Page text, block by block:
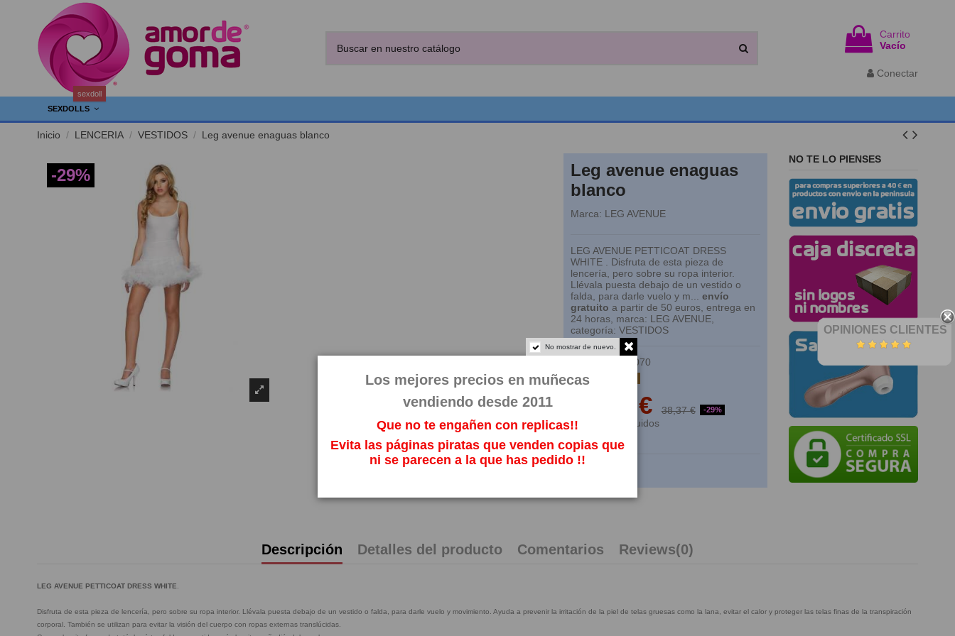
Carrito
Vacío
Conectar
SEXDOLLS
sexdoll
Inicio LENCERIA VESTIDOS Leg avenue enaguas blanco
-29%
Leg avenue enaguas
blanco
Marca: LEG AVENUE
LEG AVENUE PETTICOAT DRESS
WHITE . Disfruta de esta pieza de
lencería, pero sobre su ropa interior.
Llévala puesta debajo de un vestido o
falda, para darle vuelo y m... envío
gratuito a partir de 50 euros, entrega en
24 horas, marca: LEG AVENUE,
categoría: VESTIDOS
71070
Fuera de stock
27,24 € 38,37 € -29%
Impuestos incluidos
NO TE LO PIENSES
Descripción Detalles del producto Comentarios Reviews(0)
LEG AVENUE PETTICOAT DRESS WHITE.
Disfruta de esta pieza de lencería, pero sobre su ropa interior. Llévala puesta debajo de un vestido o falda, para darle vuelo y movimiento. Ayuda a prevenir la irritación de la piel de telas gruesas como la lana, evitar el calor y proteger las telas finas de la transpiración
corporal. También se utilizan para evitar la visión del cuerpo con ropas externas translúcidas.
OPINIONES CLIENTES
No mostrar de nuevo.
Los mejores precios en muñecas
vendiendo desde 2011
Que no te engañen con replicas!!
Evita las páginas piratas que venden copias que
ni se parecen a la que has pedido !!